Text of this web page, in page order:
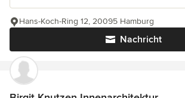
Nachricht
Hans-Koch-Ring 12, 20095 Hamburg